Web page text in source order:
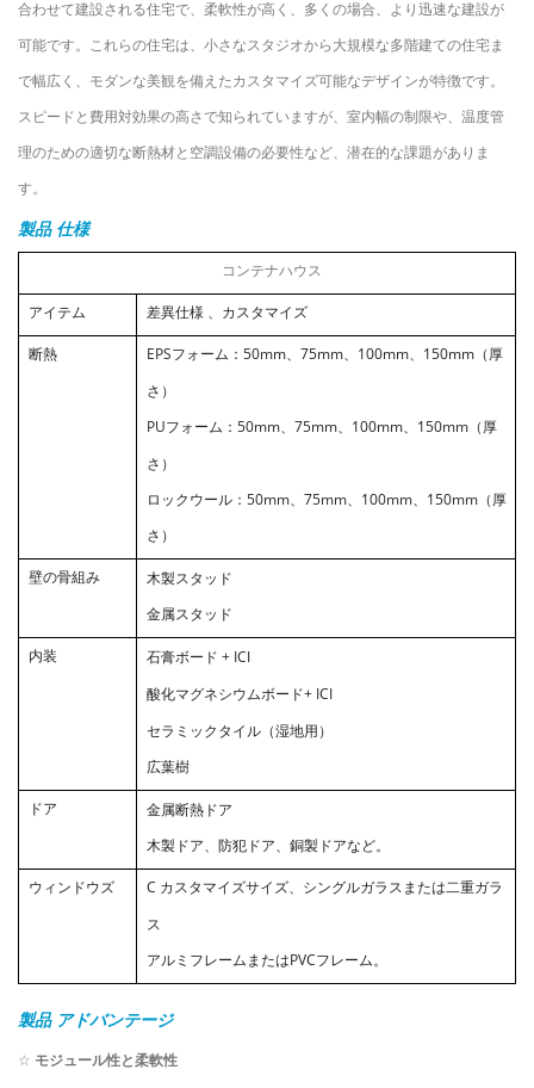
合わせて建設される住宅で、柔軟性が高く、多くの場合、より迅速な建設が
可能です。これらの住宅は、小さなスタジオから大規模な多階建ての住宅ま
で幅広く、モダンな美観を備えたカスタマイズ可能なデザインが特徴です。
スピードと費用対効果の高さで知られていますが、室内幅の制限や、温度管
理のための適切な断熱材と空調設備の必要性など、潜在的な課題がありま
す。
製品 仕様
コンテナハウス
アイテム 差異仕様 、カスタマイズ
断熱
EPSフォーム：50mm、75mm、100mm、150mm（厚
さ）
PUフォーム：50mm、75mm、100mm、150mm（厚
さ）
ロックウール：50mm、75mm、100mm、150mm（厚
さ）
壁の骨組み
木製スタッド
金属スタッド
内装
石膏ボード + ICI
酸化マグネシウムボード+ ICI
セラミックタイル（湿地用）
広葉樹
ドア
金属断熱ドア
木製ドア、防犯ドア、銅製ドアなど。
ウィンドウズ C カスタマイズサイズ、シングルガラスまたは二重ガラ
ス
アルミフレームまたはPVCフレーム。
製品 アドバンテージ
☆ モジュール性と柔軟性